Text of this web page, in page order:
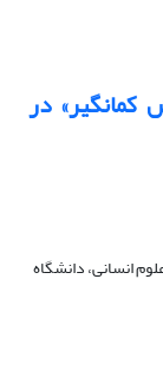
در
انسانی، دانشگاه